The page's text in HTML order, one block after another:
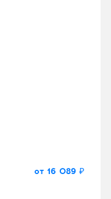
от 16 089 ₽